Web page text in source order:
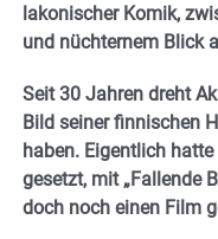
lakonischer Komik,
und nüchternem Blick
Seit 30 Jahren dreht
Bild seiner finnischen
haben. Eigentlich
gesetzt, mit „Fallende
doch noch einen Film